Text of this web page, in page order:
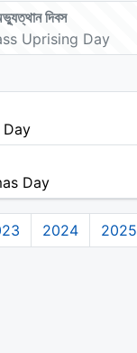
দিবস
Uprising Day
Day
2024 2025